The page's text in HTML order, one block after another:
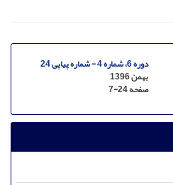
دوره 6، شماره 4 - شماره پیاپی 24
بهمن 1396
صفحه7-24